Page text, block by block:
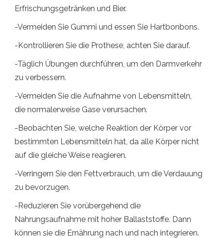
Erfrischungsgetränken und Bier.
-Vermeiden Sie Gummi und essen Sie Hartbonbons.
-Kontrollieren Sie die Prothese, achten Sie darauf.
-Täglich Übungen durchführen, um den Darmverkehr
zu verbessern.
-Vermeiden Sie die Aufnahme von Lebensmitteln,
die normalerweise Gase verursachen.
-Beobachten Sie, welche Reaktion der Körper vor
bestimmten Lebensmitteln hat, da alle Körper nicht
auf die gleiche Weise reagieren.
-Verringern Sie den Fettverbrauch, um die Verdauung
zu bevorzugen.
-Reduzieren Sie vorübergehend die
Nahrungsaufnahme mit hoher Ballaststoffe. Dann
können sie die Ernährung nach und nach integrieren.